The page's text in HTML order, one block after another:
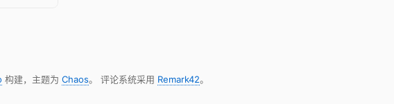
构建，主题为 Chaos。 评论系统采用 Remark42。